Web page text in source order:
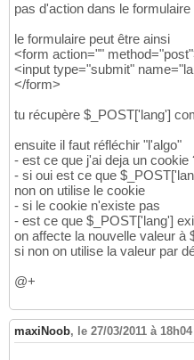
66
68
69
70
71
73
75
76
77
<h3> 3
<?php
}
?>
<?php include(
</body>
</html>
pas d'action dans le
le formulaire peut être ainsi
<form action=""
<input type="submit"
</form>
tu récupère $_POST['lang']
ensuite il faut réfléchir "l'algo"
- est ce que j'ai deja un cookie
- si oui est ce que
non on utilise le cookie
- si le cookie n'existe pas
- est ce que $_POST['lang']
on affecte la nouvelle valeur à
si non on utilise la valeur par
@+
maxiNoob, le 27/03/2011 à 18h04